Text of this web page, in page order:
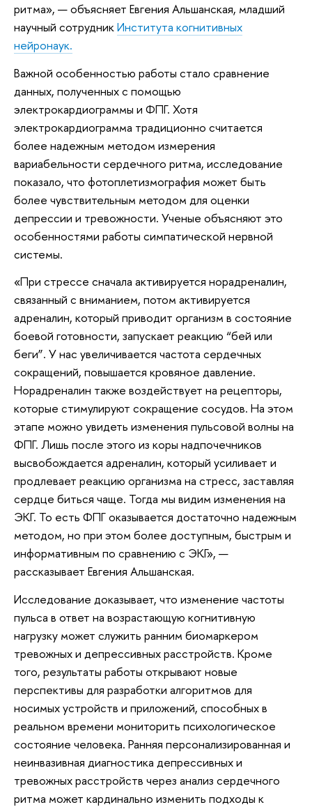
ритма», — объясняет Евгения Альшанская, младший
научный сотрудникИнститута когнитивных
нейронаук.
Важной особенностью работы стало сравнение
данных, полученных с помощью
электрокардиограммы и ФПГ. Хотя
электрокардиограмма традиционно считается
более надежным методом измерения
вариабельности сердечного ритма, исследование
показало, что фотоплетизмография может быть
более чувствительным методом для оценки
депрессии и тревожности. Ученые объясняют это
особенностями работы симпатической нервной
системы.
«При стрессе сначала активируется норадреналин,
связанный с вниманием, потом активируется
адреналин, который приводит организм в состояние
боевой готовности, запускает реакцию “бей или
беги”. У нас увеличивается частота сердечных
сокращений, повышается кровяное давление.
Норадреналин также воздействует на рецепторы,
которые стимулируют сокращение сосудов. На этом
этапе можно увидеть изменения пульсовой волны на
ФПГ. Лишь после этого из коры надпочечников
высвобождается адреналин, который усиливает и
продлевает реакцию организма на стресс, заставляя
сердце биться чаще. Тогда мы видим изменения на
ЭКГ. То есть ФПГ оказывается достаточно надежным
методом, но при этом более доступным, быстрым и
информативным по сравнению с ЭКГ», —
рассказывает Евгения Альшанская.
Исследование доказывает, что изменение частоты
пульса в ответ на возрастающую когнитивную
нагрузку может служить ранним биомаркером
тревожных и депрессивных расстройств. Кроме
того, результаты работы открывают новые
перспективы для разработки алгоритмов для
носимых устройств и приложений, способных в
реальном времени мониторить психологическое
состояние человека. Ранняя персонализированная и
неинвазивная диагностика депрессивных и
тревожных расстройств через анализ сердечного
ритма может кардинально изменить подходы к